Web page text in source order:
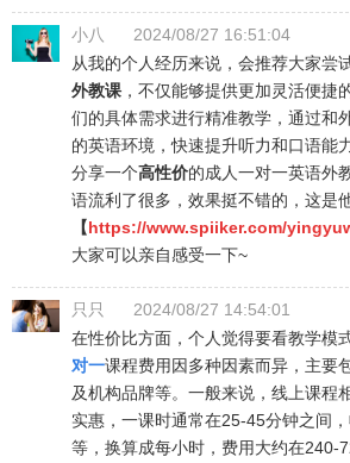
小八
2024/08/27 16:51:04
从我的个人经历来说，会推荐大家尝
外教课 ，不仅能够提供更加灵活便捷
们的具体需求进行精准教学，通过和
的英语环境，快速提升听力和口语能
分享一个高性价的成人一对一英语外
语流利了很多，效果挺不错的，这是
【https://www.spiiker.com/
大家可以亲自感受一下~
只只
2024/08/27 14:54:01
在性价比方面，个人觉得要看教学模
对一课程费用因多种因素而异，主要
及机构品牌等。一般来说，线上课程
实惠，一课时通常在25-45分钟之间
等，换算成每小时，费用大约在240-